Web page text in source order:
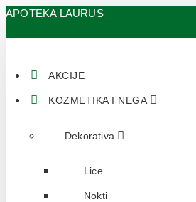
APOTEKA LAURUS
AKCIJE
KOZMETIKA I NEGA
Dekorativa
Lice
Nokti